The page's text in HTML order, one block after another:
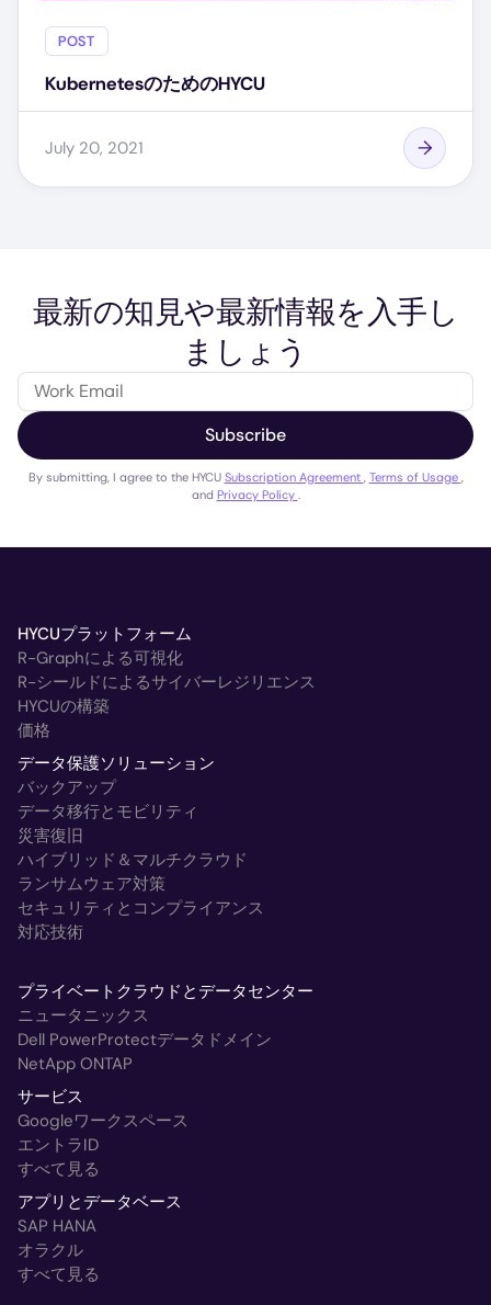
POST
KubernetesのためのHYCU
July 20, 2021
最新の知見や最新情報を入手し
ましょう
Subscribe
By submitting, I agree to the HYCU Subscription Agreement , Terms of Usage ,
and Privacy Policy .
HYCUプラットフォーム
R-Graphによる可視化
R-シールドによるサイバーレジリエンス
HYCUの構築
価格
データ保護ソリューション
バックアップ
データ移行とモビリティ
災害復旧
ハイブリッド＆マルチクラウド
ランサムウェア対策
セキュリティとコンプライアンス
対応技術
プライベートクラウドとデータセンター
ニュータニックス
Dell PowerProtectデータドメイン
NetApp ONTAP
サービス
Googleワークスペース
エントラID
すべて見る
アプリとデータベース
SAP HANA
オラクル
すべて見る